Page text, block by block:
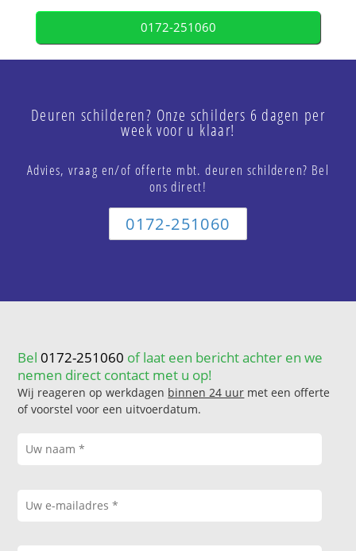
0172-251060
Deuren schilderen? Onze schilders 6 dagen per
week voor u klaar!
Advies, vraag en/of offerte mbt. deuren schilderen? Bel
ons direct!
0172-251060
Bel0172-251060 of laat een bericht achter en we
nemen direct contact met u op!
Wij reageren op werkdagen binnen 24 uur met een offerte
of voorstel voor een uitvoerdatum.